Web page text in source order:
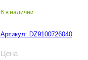
6 в наличии
Артикул: DZ9100726040
Цена